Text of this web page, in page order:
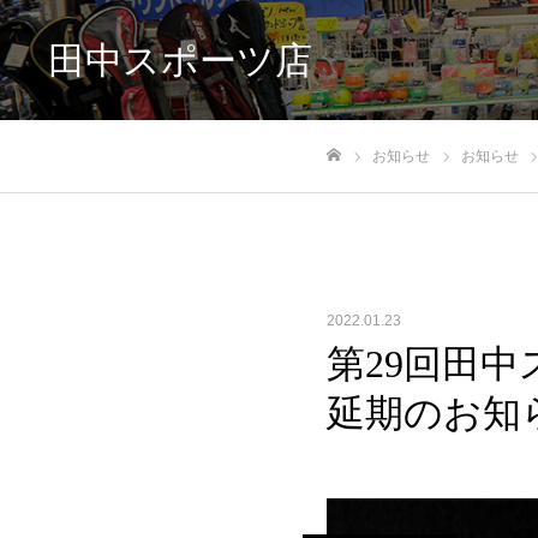
田中スポーツ店
お知らせ お知らせ
2022.01.23
第29回田中
延期のお知